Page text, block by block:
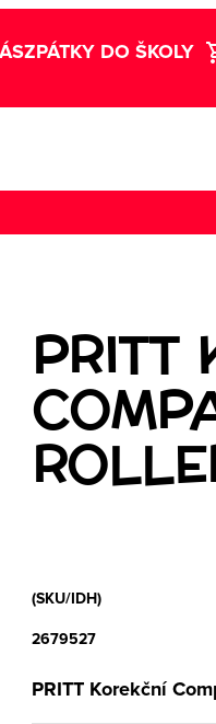
ZPÁTKY DO ŠKOLY
PRITT
(SKU/IDH)
2679527
PRITT Korekční